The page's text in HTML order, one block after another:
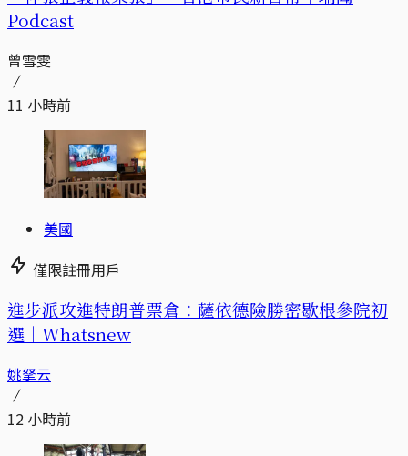
Podcast
曾雪雯
11 小時前
美國
僅限註冊用戶
進步派攻進特朗普票倉：薩依德險勝密歇根參院初
選｜Whatsnew
姚拏云
12 小時前